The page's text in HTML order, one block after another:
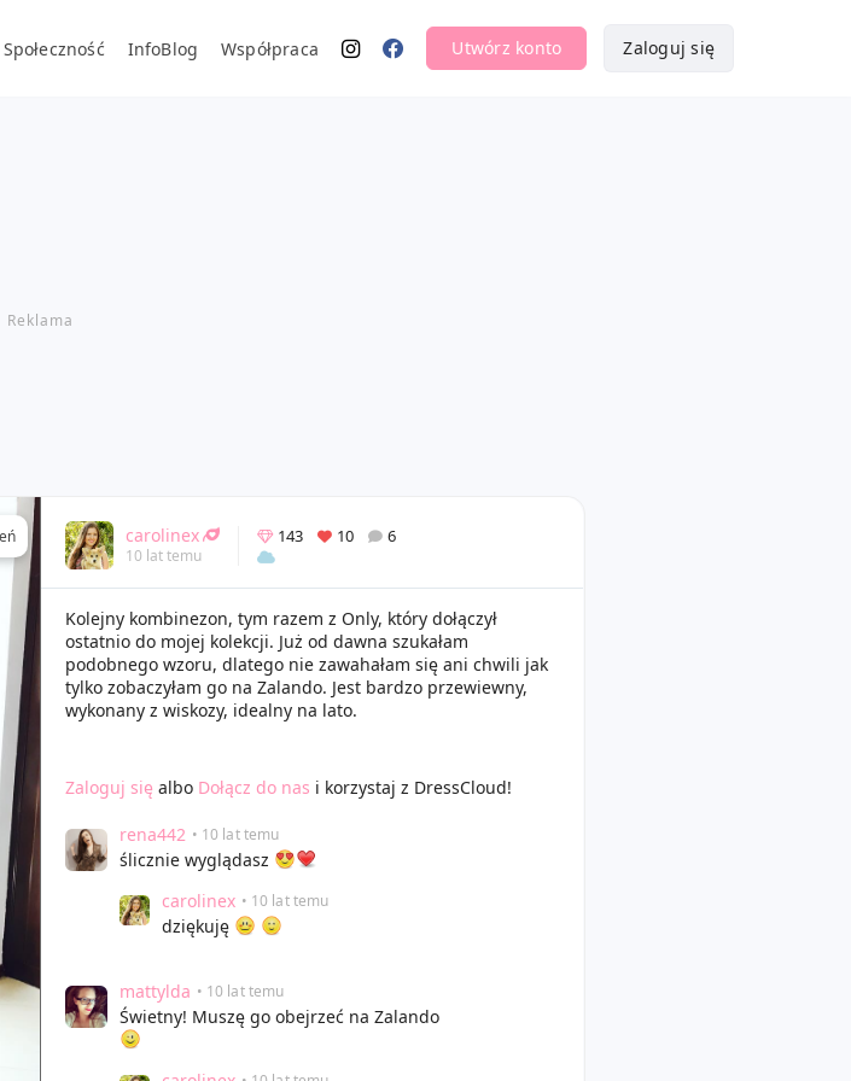
Społeczność InfoBlog Współpraca Utwórz konto Zaloguj się
carolinex
10 lat temu
143 10 6
Kolejny kombinezon, tym razem z Only, który dołączył
ostatnio do mojej kolekcji. Już od dawna szukałam
podobnego wzoru, dlatego nie zawahałam się ani chwili jak
tylko zobaczyłam go na Zalando. Jest bardzo przewiewny,
wykonany z wiskozy, idealny na lato.
Zaloguj się albo Dołącz do nas i korzystaj z DressCloud!
rena442 • 10 lat temu
ślicznie wyglądasz
carolinex • 10 lat temu
dziękuję
mattylda • 10 lat temu
Świetny! Muszę go obejrzeć na Zalando